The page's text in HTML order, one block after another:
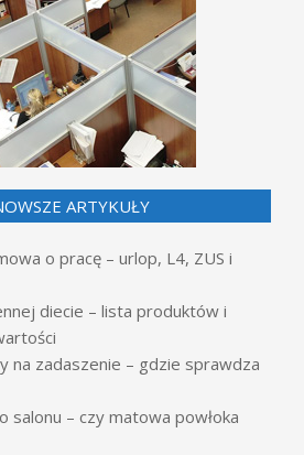
ARTYKUŁY
o pracę – urlop, L4, ZUS i
diecie – lista produktów i
na zadaszenie – gdzie sprawdza
salonu – czy matowa powłoka